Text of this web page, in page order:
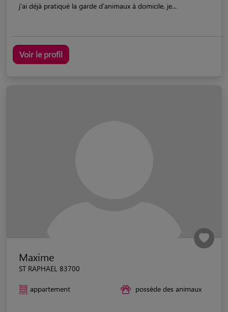
j'ai déjà pratiqué la garde d'animaux à domicile, je...
Voir le profil
Maxime
ST RAPHAEL 83700
appartement possède des animaux